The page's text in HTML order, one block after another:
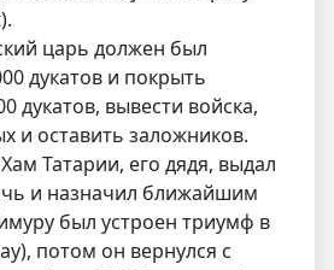
царь должен был
дукатов и покрыть
дукатов, вывести войска,
и оставить заложников.
Татарии, его дядя, выдал
и назначил ближайшим
был устроен триумф в
потом он вернулся с